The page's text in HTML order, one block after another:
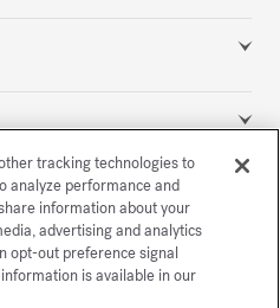
réservés
tracking technologies to
analyze performance and
information about your
advertising and analytics
opt-out preference signal
is available in our